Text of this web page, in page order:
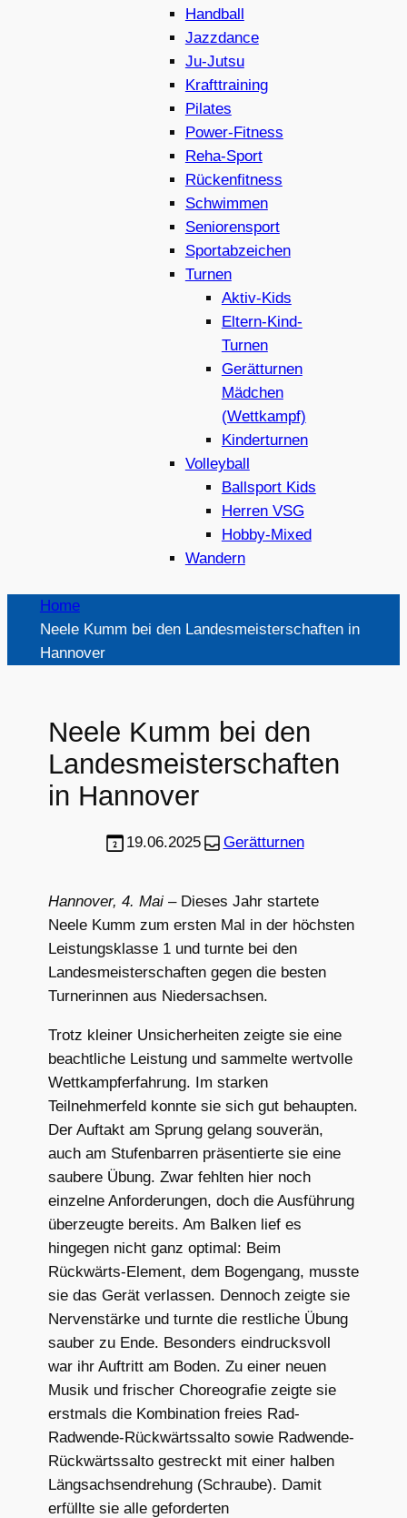
Handball
Jazzdance
Ju-Jutsu
Krafttraining
Pilates
Power-Fitness
Reha-Sport
Rückenfitness
Schwimmen
Seniorensport
Sportabzeichen
Turnen
Aktiv-Kids
Eltern-Kind-
Turnen
Gerätturnen
Mädchen
(Wettkampf)
Kinderturnen
Volleyball
Ballsport Kids
Herren VSG
Hobby-Mixed
Wandern
Home
Neele Kumm bei den Landesmeisterschaften in
Hannover
Neele Kumm bei den
Landesmeisterschaften
in Hannover
19.06.2025 Gerätturnen
Hannover, 4. Mai – Dieses Jahr startete
Neele Kumm zum ersten Mal in der höchsten
Leistungsklasse 1 und turnte bei den
Landesmeisterschaften gegen die besten
Turnerinnen aus Niedersachsen.
Trotz kleiner Unsicherheiten zeigte sie eine
beachtliche Leistung und sammelte wertvolle
Wettkampferfahrung. Im starken
Teilnehmerfeld konnte sie sich gut behaupten.
Der Auftakt am Sprung gelang souverän,
auch am Stufenbarren präsentierte sie eine
saubere Übung. Zwar fehlten hier noch
einzelne Anforderungen, doch die Ausführung
überzeugte bereits. Am Balken lief es
hingegen nicht ganz optimal: Beim
Rückwärts-Element, dem Bogengang, musste
sie das Gerät verlassen. Dennoch zeigte sie
Nervenstärke und turnte die restliche Übung
sauber zu Ende. Besonders eindrucksvoll
war ihr Auftritt am Boden. Zu einer neuen
Musik und frischer Choreografie zeigte sie
erstmals die Kombination freies Rad-
Radwende-Rückwärtssalto sowie Radwende-
Rückwärtssalto gestreckt mit einer halben
Längsachsendrehung (Schraube). Damit
erfüllte sie alle geforderten